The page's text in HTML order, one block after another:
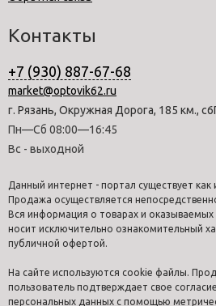
Контакты
+7 (930) 887-67-68
market@optovik62.ru
г. Рязань, Окружная Дорога, 185 км.,
Пн—Сб 08:00—16:45
Вс - выходной
Данный интернет - портал существует
Продажа осуществляется
Вся информация о товарах и оказываемых
носит исключительно ознакомительный
публичной офертой.
На сайте используются cookie файлы.
пользователь подтверждает свое
персональных данных с помощью